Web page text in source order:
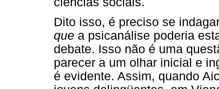
Dito isso, é preciso se
que a psicanálise poderia
debate. Isso não é uma
parecer a um olhar inicial e
é evidente. Assim, quando